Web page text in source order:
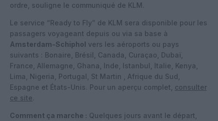
ordre, souligne le communiqué de KLM.
Le service “Ready to Fly” de KLM sera disponible pour les
passagers voyageant depuis ou via sa base à
Amsterdam-Schiphol vers les aéroports ou pays
suivants : Bonaire, Brésil, Canada, Curaçao, Dubaï,
France, Allemagne, Ghana, Inde, Istanbul, Italie, Kenya,
Lima, Nigeria, Portugal, St Martin , Afrique du Sud,
Espagne et États-Unis. Pour un aperçu complet, consulter
ce site.
Comment ça marche : Quelques jours avant le départ,